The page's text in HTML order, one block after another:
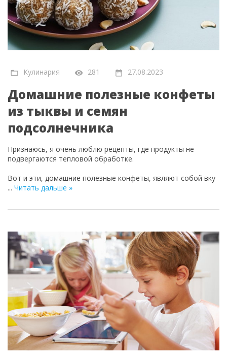
Кулинария 281 27.08.2023
Домашние полезные конфеты
из тыквы и семян
подсолнечника
Признаюсь, я очень люблю рецепты, где продукты не
подвергаются тепловой обработке.
Вот и эти, домашние полезные конфеты, являют собой вку
... Читать дальше »